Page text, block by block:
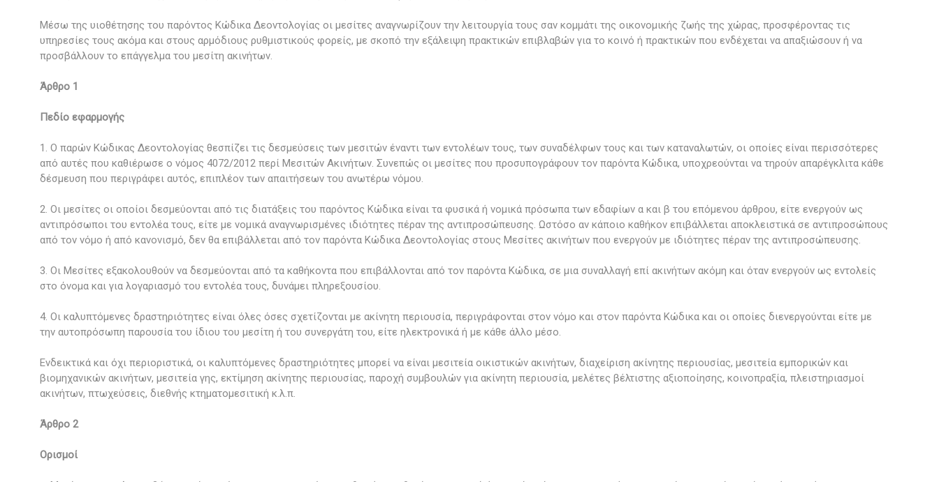
Μέσω της υιοθέτησης του παρόντος Κώδικα Δεοντολογίας οι μεσίτες αναγνωρίζουν την λειτουργία τους σαν κομμάτι της οικονομικής ζωής της χώρας, προσφέροντας τις
υπηρεσίες τους ακόμα και στους αρμόδιους ρυθμιστικούς φορείς, με σκοπό την εξάλειψη πρακτικών επιβλαβών για το κοινό ή πρακτικών που ενδέχεται να απαξιώσουν ή να
προσβάλλουν το επάγγελμα του μεσίτη ακινήτων.
Άρθρο 1
Πεδίο εφαρμογής
1. Ο παρών Κώδικας Δεοντολογίας θεσπίζει τις δεσμεύσεις των μεσιτών έναντι των εντολέων τους, των συναδέλφων τους και των καταναλωτών, οι οποίες είναι περισσότερες
από αυτές που καθιέρωσε ο νόμος 4072/2012 περί Μεσιτών Ακινήτων. Συνεπώς οι μεσίτες που προσυπογράφουν τον παρόντα Κώδικα, υποχρεούνται να τηρούν απαρέγκλιτα κάθε
δέσμευση που περιγράφει αυτός, επιπλέον των απαιτήσεων του ανωτέρω νόμου.
2. Οι μεσίτες οι οποίοι δεσμεύονται από τις διατάξεις του παρόντος Κώδικα είναι τα φυσικά ή νομικά πρόσωπα των εδαφίων α και β του επόμενου άρθρου, είτε ενεργούν ως
αντιπρόσωποι του εντολέα τους, είτε με νομικά αναγνωρισμένες ιδιότητες πέραν της αντιπροσώπευσης. Ωστόσο αν κάποιο καθήκον επιβάλλεται αποκλειστικά σε αντιπροσώπους
από τον νόμο ή από κανονισμό, δεν θα επιβάλλεται από τον παρόντα Κώδικα Δεοντολογίας στους Μεσίτες ακινήτων που ενεργούν με ιδιότητες πέραν της αντιπροσώπευσης.
3. Οι Μεσίτες εξακολουθούν να δεσμεύονται από τα καθήκοντα που επιβάλλονται από τον παρόντα Κώδικα, σε μια συναλλαγή επί ακινήτων ακόμη και όταν ενεργούν ως εντολείς
στο όνομα και για λογαριασμό του εντολέα τους, δυνάμει πληρεξουσίου.
4. Οι καλυπτόμενες δραστηριότητες είναι όλες όσες σχετίζονται με ακίνητη περιουσία, περιγράφονται στον νόμο και στον παρόντα Κώδικα και οι οποίες διενεργούνται είτε με
την αυτοπρόσωπη παρουσία του ίδιου του μεσίτη ή του συνεργάτη του, είτε ηλεκτρονικά ή με κάθε άλλο μέσο.
Ενδεικτικά και όχι περιοριστικά, οι καλυπτόμενες δραστηριότητες μπορεί να είναι μεσιτεία οικιστικών ακινήτων, διαχείριση ακίνητης περιουσίας, μεσιτεία εμπορικών και
βιομηχανικών ακινήτων, μεσιτεία γης, εκτίμηση ακίνητης περιουσίας, παροχή συμβουλών για ακίνητη περιουσία, μελέτες βέλτιστης αξιοποίησης, κοινοπραξία, πλειστηριασμοί
ακινήτων, πτωχεύσεις, διεθνής κτηματομεσιτική κ.λ.π.
Άρθρο 2
Ορισμοί